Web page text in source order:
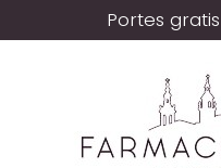
Portes